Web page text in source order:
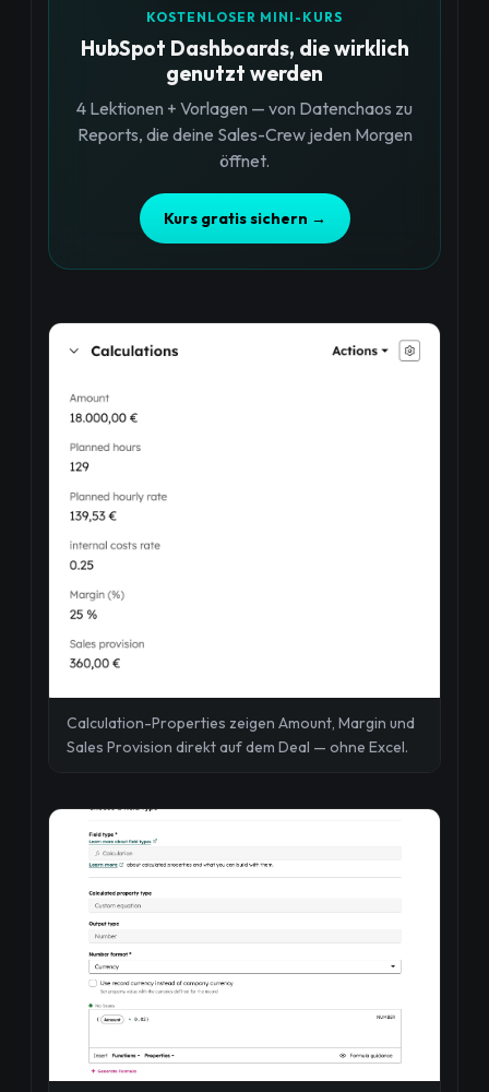
KOSTENLOSER MINI-KURS
HubSpot Dashboards, die wirklich
genutzt werden
4 Lektionen + Vorlagen — von Datenchaos zu
Reports, die deine Sales-Crew jeden Morgen
öffnet.
Kurs gratis sichern →
Calculation-Properties zeigen Amount, Margin und
Sales Provision direkt auf dem Deal — ohne Excel.